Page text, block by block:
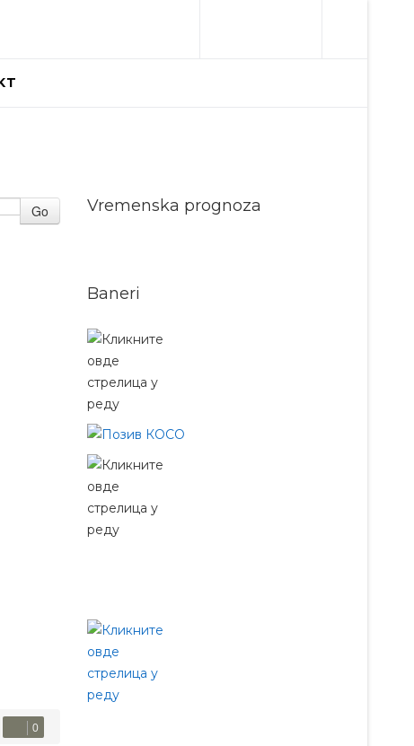
Go
0
Vremenska prognoza
Baneri